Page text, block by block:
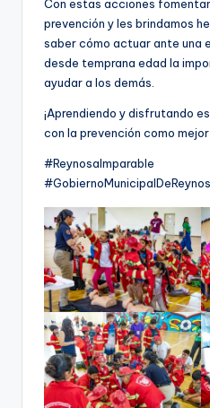
Con estas acciones
prevención y les brindamos
saber cómo actuar ante una
desde temprana edad la
ayudar a los demás.
¡Aprendiendo y disfrutando
con la prevención como
#ReynosaImparable